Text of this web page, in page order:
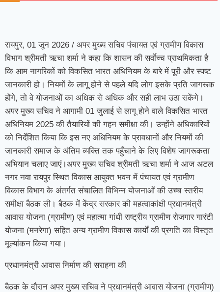
रायपुर, 01 जून 2026 / अपर मुख्य सचिव पंचायत एवं ग्रामीण विकास
विभाग श्रीमती ऋचा शर्मा ने कहा कि शासन की सर्वाेच्च प्राथमिकता है
कि आम नागरिकों को विकसित भारत अधिनियम के बारे में पूरी और स्पष्ट
जानकारी हो। नियमों के लागू होने से पहले यदि लोग इसके प्रति जागरूक
होंगे, तो वे योजनाओं का अधिक से अधिक और सही लाभ उठा सकेंगे।
अपर मुख्य सचिव ने आगामी 01 जुलाई से लागू होने वाले विकसित भारत
अधिनियम 2025 की तैयारियों की गहन समीक्षा की। उन्होंने अधिकारियों
को निर्देशित किया कि इस नए अधिनियम के प्रावधानों और नियमों की
जानकारी समाज के अंतिम व्यक्ति तक पहुँचाने के लिए विशेष जागरूकता
अभियान चलाए जाएं।अपर मुख्य सचिव श्रीमती ऋचा शर्मा ने आज अटल
नगर नवा रायपुर स्थित विकास आयुक्त भवन में पंचायत एवं ग्रामीण
विकास विभाग के अंतर्गत संचालित विभिन्न योजनाओं की उच्च स्तरीय
समीक्षा बैठक ली। बैठक में केंद्र सरकार की महत्वाकांक्षी प्रधानमंत्री
आवास योजना (ग्रामीण) एवं महात्मा गांधी राष्ट्रीय ग्रामीण रोजगार गारंटी
योजना (मनरेगा) सहित अन्य ग्रामीण विकास कार्यों की प्रगति का विस्तृत
मूल्यांकन किया गया।
प्रधानमंत्री आवास निर्माण की सराहना की
बैठक के दौरान अपर मुख्य सचिव ने प्रधानमंत्री आवास योजना (ग्रामीण)